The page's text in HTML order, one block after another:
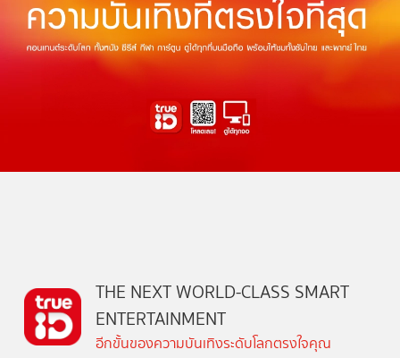
THE NEXT WORLD-CLASS SMART
ENTERTAINMENT
อีกขั้นของความบันเทิงระดับโลกตรงใจคุณ